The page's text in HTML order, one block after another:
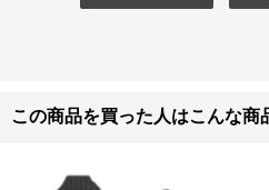
この商品を買った人はこんな商